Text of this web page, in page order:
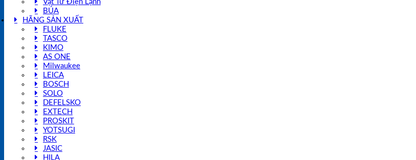
Vật Tư Điện Lạnh
BÚA
HÃNG SẢN XUẤT
FLUKE
TASCO
KIMO
AS ONE
Milwaukee
LEICA
BOSCH
SOLO
DEFELSKO
EXTECH
PROSKIT
YOTSUGI
RSK
JASIC
HILA